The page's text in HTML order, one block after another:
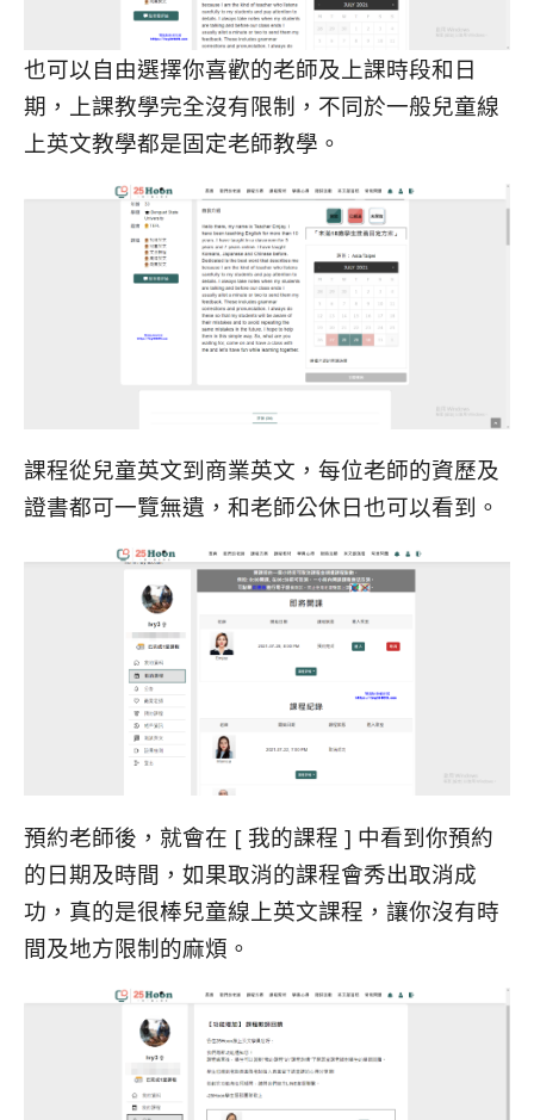
也可以自由選擇你喜歡的老師及上課時段和日
期，上課教學完全沒有限制，不同於一般兒童線
上英文教學都是固定老師教學。
課程從兒童英文到商業英文，每位老師的資歷及
證書都可一覽無遺，和老師公休日也可以看到。
預約老師後，就會在 [ 我的課程 ] 中看到你預約
的日期及時間，如果取消的課程會秀出取消成
功，真的是很棒兒童線上英文課程，讓你沒有時
間及地方限制的麻煩。